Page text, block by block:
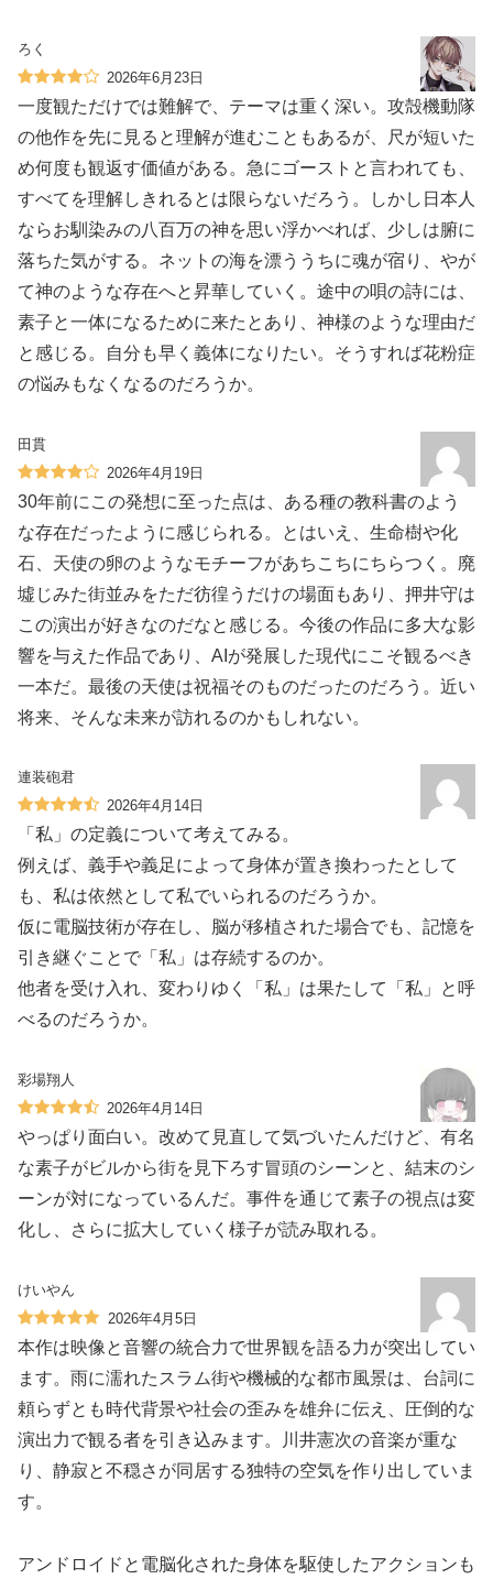
ろく
2026年6月23日
一度観ただけでは難解で、テーマは重く深い。攻殻機動隊
の他作を先に見ると理解が進むこともあるが、尺が短いた
め何度も観返す価値がある。急にゴーストと言われても、
すべてを理解しきれるとは限らないだろう。しかし日本人
ならお馴染みの八百万の神を思い浮かべれば、少しは腑に
落ちた気がする。ネットの海を漂ううちに魂が宿り、やが
て神のような存在へと昇華していく。途中の唄の詩には、
素子と一体になるために来たとあり、神様のような理由だ
と感じる。自分も早く義体になりたい。そうすれば花粉症
の悩みもなくなるのだろうか。
田貫
2026年4月19日
30年前にこの発想に至った点は、ある種の教科書のよう
な存在だったように感じられる。とはいえ、生命樹や化
石、天使の卵のようなモチーフがあちこちにちらつく。廃
墟じみた街並みをただ彷徨うだけの場面もあり、押井守は
この演出が好きなのだなと感じる。今後の作品に多大な影
響を与えた作品であり、AIが発展した現代にこそ観るべき
一本だ。最後の天使は祝福そのものだったのだろう。近い
将来、そんな未来が訪れるのかもしれない。
連装砲君
2026年4月14日
「私」の定義について考えてみる。
例えば、義手や義足によって身体が置き換わったとして
も、私は依然として私でいられるのだろうか。
仮に電脳技術が存在し、脳が移植された場合でも、記憶を
引き継ぐことで「私」は存続するのか。
他者を受け入れ、変わりゆく「私」は果たして「私」と呼
べるのだろうか。
彩場翔人
2026年4月14日
やっぱり面白い。改めて見直して気づいたんだけど、有名
な素子がビルから街を見下ろす冒頭のシーンと、結末のシ
ーンが対になっているんだ。事件を通じて素子の視点は変
化し、さらに拡大していく様子が読み取れる。
けいやん
2026年4月5日
本作は映像と音響の統合力で世界観を語る力が突出してい
ます。雨に濡れたスラム街や機械的な都市風景は、台詞に
頼らずとも時代背景や社会の歪みを雄弁に伝え、圧倒的な
演出力で観る者を引き込みます。川井憲次の音楽が重な
り、静寂と不穏さが同居する独特の空気を作り出していま
す。
アンドロイドと電脳化された身体を駆使したアクションも